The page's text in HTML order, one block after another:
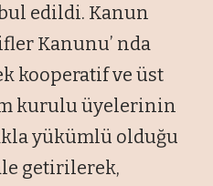
edildi. Kanun
Kanunu’ nda
kooperatif ve üst
kurulu üyelerinin
yükümlü olduğu
getirilerek,